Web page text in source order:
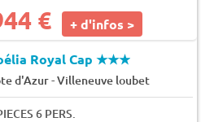
€ + d'infos >
Royal Cap★★★
d'Azur-Villeneuve loubet
6 PERS.